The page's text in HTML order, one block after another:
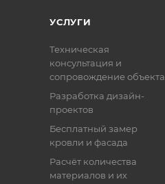
УСЛУГИ
Техническая
консультация и
сопровождение объекта
Разработка дизайн-
проектов
Бесплатный замер
кровли и фасада
Расчёт количества
материалов и их